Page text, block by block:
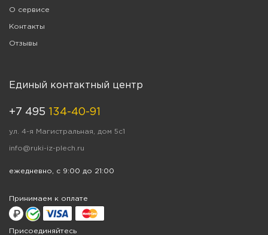
О сервисе
Контакты
Отзывы
Единый контактный центр
+7 495 134-40-91
ул. 4-я Магистральная, дом 5с1
info@ruki-iz-plech.ru
ежедневно, с 9:00 до 21:00
Принимаем к оплате
Присоединяйтесь